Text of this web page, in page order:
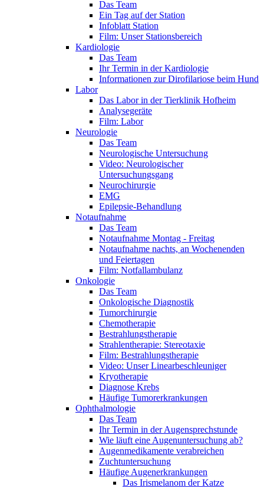
Das Team
Ein Tag auf der Station
Infoblatt Station
Film: Unser Stationsbereich
Kardiologie
Das Team
Ihr Termin in der Kardiologie
Informationen zur Dirofilariose beim Hund
Labor
Das Labor in der Tierklinik Hofheim
Analysegeräte
Film: Labor
Neurologie
Das Team
Neurologische Untersuchung
Video: Neurologischer
Untersuchungsgang
Neurochirurgie
EMG
Epilepsie-Behandlung
Notaufnahme
Das Team
Notaufnahme Montag - Freitag
Notaufnahme nachts, an Wochenenden
und Feiertagen
Film: Notfallambulanz
Onkologie
Das Team
Onkologische Diagnostik
Tumorchirurgie
Chemotherapie
Bestrahlungstherapie
Strahlentherapie: Stereotaxie
Film: Bestrahlungstherapie
Video: Unser Linearbeschleuniger
Kryotherapie
Diagnose Krebs
Häufige Tumorerkrankungen
Ophthalmologie
Das Team
Ihr Termin in der Augensprechstunde
Wie läuft eine Augenuntersuchung ab?
Augenmedikamente verabreichen
Zuchtuntersuchung
Häufige Augenerkrankungen
Das Irismelanom der Katze